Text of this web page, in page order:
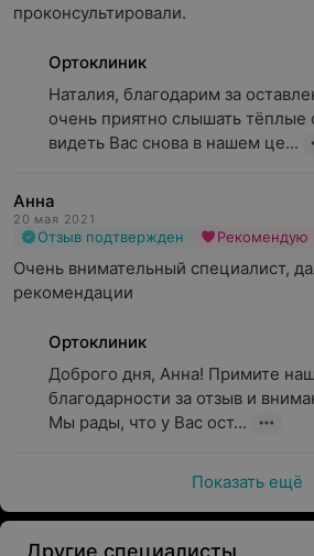
проконсультировали.
Ортоклиник
Наталия, благодарим за
очень приятно слышать тёплые
видеть Вас снова в нашем це...
Анна
20 мая 2021
Отзыв подтвержден Рекомендую
Очень внимательный специалист,
рекомендации
Ортоклиник
Доброго дня, Анна! Примите
благодарности за отзыв и
Мы рады, что у Вас ост...
Показать ещё
Другие специалисты